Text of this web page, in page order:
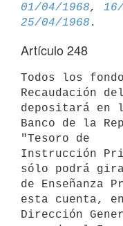
01/04/1968,
25/04/1968
Artículo 248
Todos los
Recaudación
depositará en
Banco de la
"Tesoro de
Instrucción
sólo podrá
de Enseñanza
esta cuenta,
Dirección